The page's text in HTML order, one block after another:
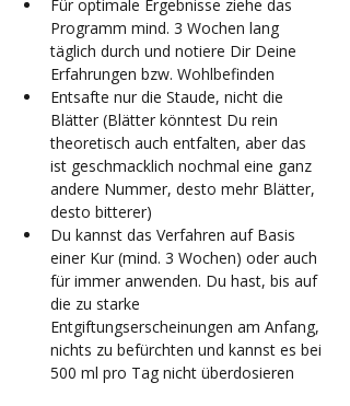
Für optimale Ergebnisse ziehe das
Programm mind. 3 Wochen lang
täglich durch und notiere Dir Deine
Erfahrungen bzw. Wohlbefinden
Entsafte nur die Staude, nicht die
Blätter (Blätter könntest Du rein
theoretisch auch entfalten, aber das
ist geschmacklich nochmal eine ganz
andere Nummer, desto mehr Blätter,
desto bitterer)
Du kannst das Verfahren auf Basis
einer Kur (mind. 3 Wochen) oder auch
für immer anwenden. Du hast, bis auf
die zu starke
Entgiftungserscheinungen am Anfang,
nichts zu befürchten und kannst es bei
500 ml pro Tag nicht überdosieren